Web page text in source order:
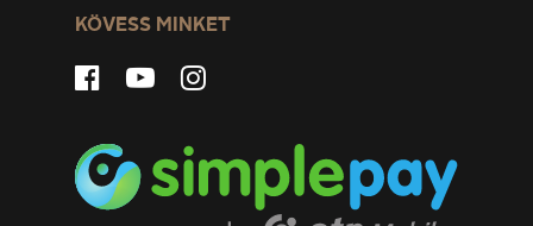
KÖVESS MINKET